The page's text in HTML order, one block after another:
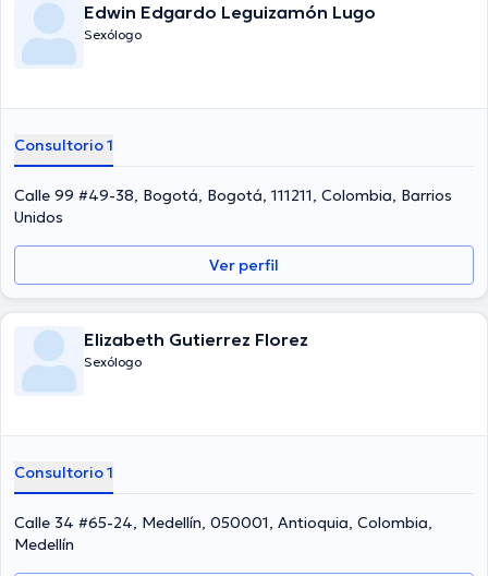
Edwin Edgardo Leguizamón Lugo
Sexólogo
Consultorio 1
Calle 99 #49-38, Bogotá, Bogotá, 111211, Colombia, Barrios
Unidos
Ver perfil
Elizabeth Gutierrez Florez
Sexólogo
Consultorio 1
Calle 34 #65-24, Medellín, 050001, Antioquia, Colombia,
Medellín